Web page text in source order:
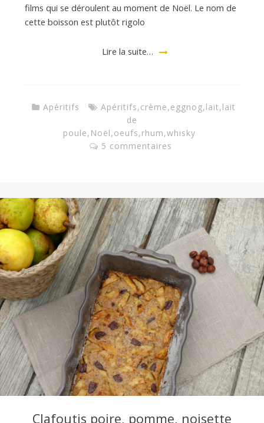
films qui se déroulent au moment de Noël. Le nom de
cette boisson est plutôt rigolo
Lire la suite…
Apéritifs Apéritifs,crème,eggnog,lait,lait
de
poule, Noël,oeufs,rhum,whisky
5 commentaires
Clafoutis poire, pomme, noisette